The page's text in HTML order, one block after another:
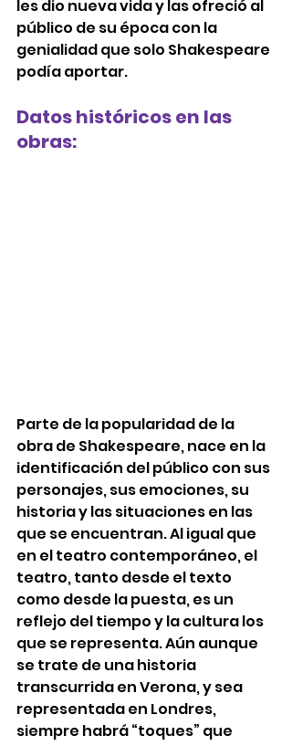
les dio nueva vida y las ofreció al
público de su época con la
genialidad que solo Shakespeare
podía aportar.
Datos históricos en las
obras:
Parte de la popularidad de la
obra de Shakespeare, nace en la
identificación del público con sus
personajes, sus emociones, su
historia y las situaciones en las
que se encuentran. Al igual que
en el teatro contemporáneo, el
teatro, tanto desde el texto
como desde la puesta, es un
reflejo del tiempo y la cultura los
que se representa. Aún aunque
se trate de una historia
transcurrida en Verona, y sea
representada en Londres,
siempre habrá “toques” que